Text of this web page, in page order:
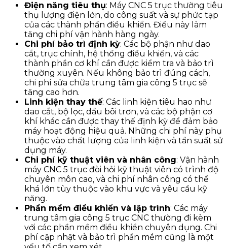
Điện năng tiêu thụ: Máy CNC 5 trục thường tiêu
thụ lượng điện lớn, do công suất và sự phức tạp
của các thành phần điều khiển. Điều này làm
tăng chi phí vận hành hàng ngày.
Chi phí bảo trì định kỳ: Các bộ phận như dao
cắt, trục chính, hệ thống điều khiển, và các
thành phần cơ khí cần được kiểm tra và bảo trì
thường xuyên. Nếu không bảo trì đúng cách,
chi phí sửa chữa trung tâm gia công 5 trục sẽ
tăng cao hơn.
Linh kiện thay thế: Các linh kiện tiêu hao như
dao cắt, bộ lọc, dầu bôi trơn, và các bộ phận cơ
khí khác cần được thay thế định kỳ để đảm bảo
máy hoạt động hiệu quả. Những chi phí này phụ
thuộc vào chất lượng của linh kiện và tần suất sử
dụng máy.
Chi phí kỹ thuật viên và nhân công: Vận hành
máy CNC 5 trục đòi hỏi kỹ thuật viên có trình độ
chuyên môn cao, và chi phí nhân công có thể
khá lớn tùy thuộc vào khu vực và yêu cầu kỹ
năng.
Phần mềm điều khiển và lập trình: Các máy
trung tâm gia công 5 trục CNC thường đi kèm
với các phần mềm điều khiển chuyên dụng. Chi
phí cập nhật và bảo trì phần mềm cũng là một